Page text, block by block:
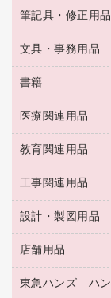
ティッシュペ
ダストボック
タオル・アメ
スリッパ・サ
スポーツ・レ
ゴミ袋
キッチン用品
食品添加物製
ＯＡタップ／
その他電子文
伝票
典礼用品
帳簿
額縁
各種用紙
ルーズリーフ
バインダーノ
名刺整理用品
板目表紙・綴
背幅が伸びる
統一伝票用フ
収納保存用品
レターファイ
リングファイ
プレゼン用フ
フラットファ
ファイルボッ
筆記具・修正用品
万年筆
消しゴム
修正液・修正
修正テープ
鉛筆
マーキングペ
マーキングペ
ホワイトボ
文具・事務用品
輪ゴム
両面テープ
名札
保管・整理用
壁面／足元収
備品／小物ケ
透明テープ
電話台
書籍
パソコンソフ
医療関連用品
保健用品
使い捨て手袋
感染症対策用
介護用品
医療関連用品
教育関連用品
教育関連用品
工事関連用品
工事関連用品
設計・製図用品
設計・製図用
店舗用品
店舗運営用品
東急ハンズ ハン